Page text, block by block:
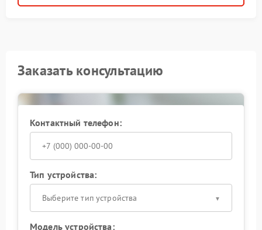
Заказать консультацию
Контактный телефон:
Тип устройства:
Выберите тип устройства
Модель устройства: